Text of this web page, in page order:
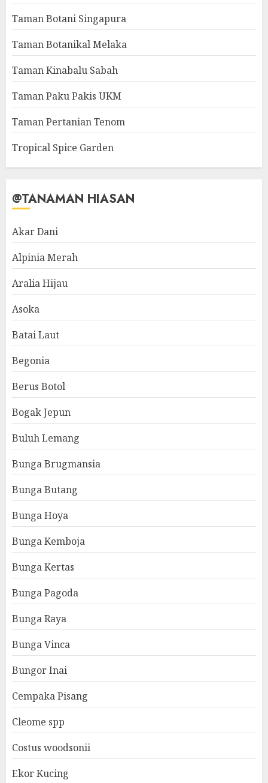
Taman Botani Singapura
Taman Botanikal Melaka
Taman Kinabalu Sabah
Taman Paku Pakis UKM
Taman Pertanian Tenom
Tropical Spice Garden
@TANAMAN HIASAN
Akar Dani
Alpinia Merah
Aralia Hijau
Asoka
Batai Laut
Begonia
Berus Botol
Bogak Jepun
Buluh Lemang
Bunga Brugmansia
Bunga Butang
Bunga Hoya
Bunga Kemboja
Bunga Kertas
Bunga Pagoda
Bunga Raya
Bunga Vinca
Bungor Inai
Cempaka Pisang
Cleome spp
Costus woodsonii
Ekor Kucing